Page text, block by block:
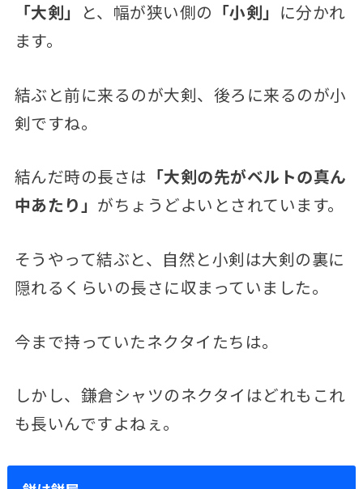
「大剣」
と、幅が狭い側の 「小剣」 に分かれ
ます。
結ぶと前に来るのが大剣、後ろに来るのが小
剣ですね。
結んだ時の長さは 「大剣の先がベルトの真ん
中あたり」 がちょうどよいとされています。
そうやって結ぶと、自然と小剣は大剣の裏に
隠れるくらいの長さに収まっていました。
今まで持っていたネクタイたちは。
しかし、鎌倉シャツのネクタイはどれもこれ
も長いんですよねぇ。